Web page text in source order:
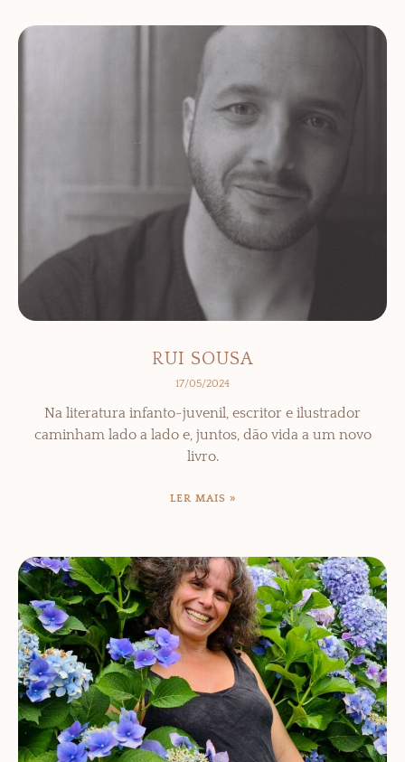
RUI SOUSA
17/05/2024
Na literatura infanto-juvenil, escritor e ilustrador
caminham lado a lado e, juntos, dão vida a um novo
livro.
LER MAIS »